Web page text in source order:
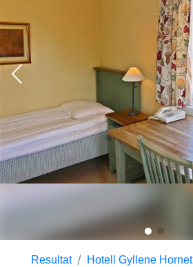
Resultat Hotell Gyllene Hornet